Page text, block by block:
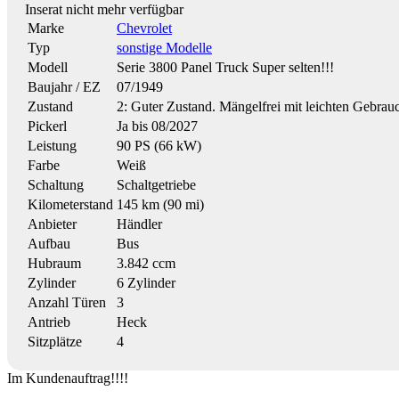
Inserat nicht mehr verfügbar
Marke
Chevrolet
Typ
sonstige Modelle
Modell
Serie 3800 Panel Truck Super selten!!!
Baujahr / EZ
07/1949
Zustand
2: Guter Zustand. Mängelfrei mit leichten
Pickerl
Ja bis 08/2027
Leistung
90 PS (66 kW)
Farbe
Weiß
Schaltung
Schaltgetriebe
Kilometerstand 145 km (90 mi)
Anbieter
Händler
Aufbau
Bus
Hubraum
3.842 ccm
Zylinder
6 Zylinder
Anzahl Türen
3
Antrieb
Heck
Sitzplätze
4
Im Kundenauftrag!!!!